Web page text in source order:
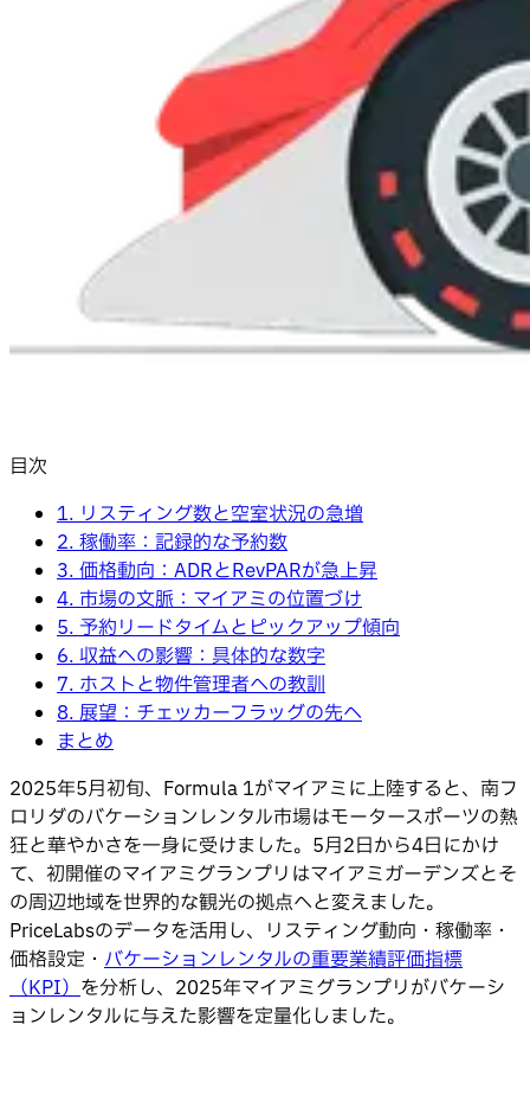
目次
1. リスティング数と空室状況の急増
2. 稼働率：記録的な予約数
3. 価格動向：ADRとRevPARが急上昇
4. 市場の文脈：マイアミの位置づけ
5. 予約リードタイムとピックアップ傾向
6. 収益への影響：具体的な数字
7. ホストと物件管理者への教訓
8. 展望：チェッカーフラッグの先へ
まとめ
2025年5月初旬、Formula 1がマイアミに上陸すると、南フ
ロリダのバケーションレンタル市場はモータースポーツの熱
狂と華やかさを一身に受けました。5月2日から4日にかけ
て、初開催のマイアミグランプリはマイアミガーデンズとそ
の周辺地域を世界的な観光の拠点へと変えました。
PriceLabsのデータを活用し、リスティング動向・稼働率・
価格設定・ バケーションレンタルの重要業績評価指標
（KPI）を分析し、2025年マイアミグランプリがバケーシ
ョンレンタルに与えた影響を定量化しました。